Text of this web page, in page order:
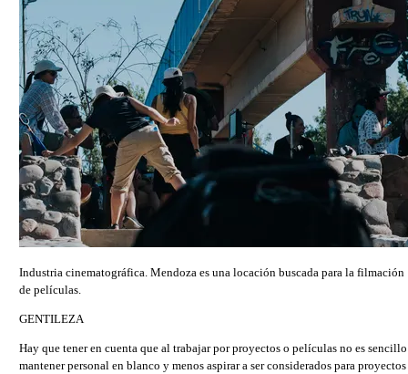
Industria cinematográfica. Mendoza es una locación buscada para la filmación
de películas.
GENTILEZA
Hay que tener en cuenta que al trabajar por proyectos o películas no es sencillo
mantener personal en blanco y menos aspirar a ser considerados para proyectos